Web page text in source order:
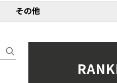
その他